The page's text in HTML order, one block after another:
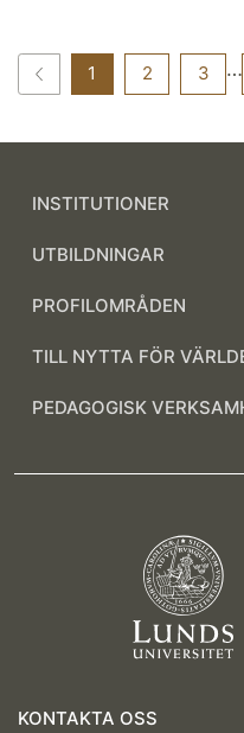
1 2 3 …
INSTITUTIONER
UTBILDNINGAR
PROFILOMRÅDEN
TILL NYTTA FÖR
PEDAGOGISK
KONTAKTA OSS